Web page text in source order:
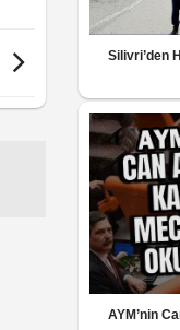
Silivri’den
AYM’nin